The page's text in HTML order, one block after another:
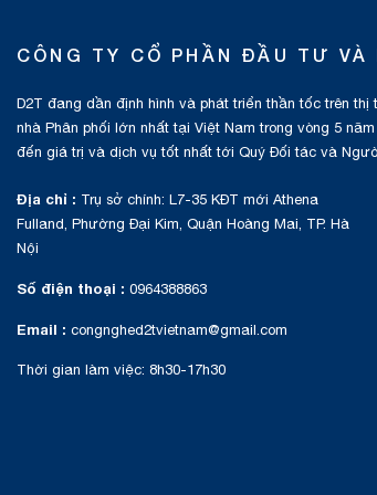
CÔNG TY CỔ PHẦN ĐẦU TƯ VÀ
D2T đang dần định hình và phát triển thần tốc trên
nhà Phân phối lớn nhất tại Việt Nam trong vòng 5
đến giá trị và dịch vụ tốt nhất tới Quý Đối tác và
Địa chỉ : Trụ sở chính: L7-35 KĐT mới Athena
Fulland, Phường Đại Kim, Quận Hoàng Mai, TP. Hà
Nội
Số điện thoại : 0964388863
Email : congnghed2tvietnam@gmail.com
Thời gian làm việc: 8h30-17h30